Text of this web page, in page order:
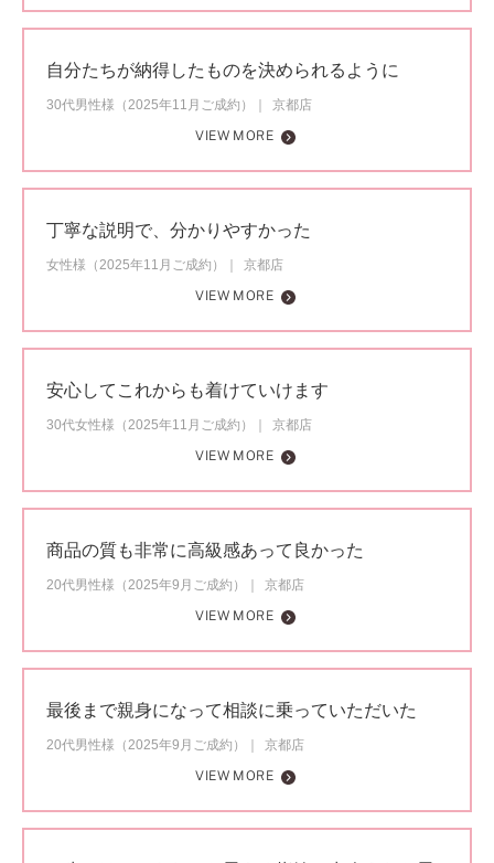
自分たちが納得したものを決められるように
30代男性様（2025年11月ご成約）
京都店
VIEW MORE
丁寧な説明で、分かりやすかった
女性様（2025年11月ご成約）
京都店
VIEW MORE
安心してこれからも着けていけます
30代女性様（2025年11月ご成約）
京都店
VIEW MORE
商品の質も非常に高級感あって良かった
20代男性様（2025年9月ご成約）
京都店
VIEW MORE
最後まで親身になって相談に乗っていただいた
20代男性様（2025年9月ご成約）
京都店
VIEW MORE